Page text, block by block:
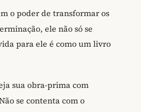
o poder de transformar os
ele não só se
para ele é como um livro
sua obra-prima com
se contenta com o